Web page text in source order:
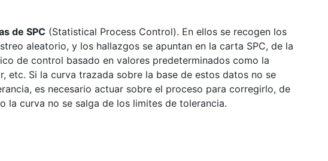
de SPC(Statistical Process Control). En ellos se recogen los
aleatorio, y los hallazgos se apuntan en la carta SPC, de la
de control basado en valores predeterminados como la
etc. Si la curva trazada sobre la base de estos datos no se
es necesario actuar sobre el proceso para corregirlo, de
la curva no se salga de los limites de tolerancia.